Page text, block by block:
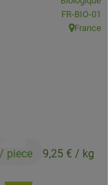
/ piece 9,25 € / kg
, Autorité
FR-BIO-01
, Origine:
France